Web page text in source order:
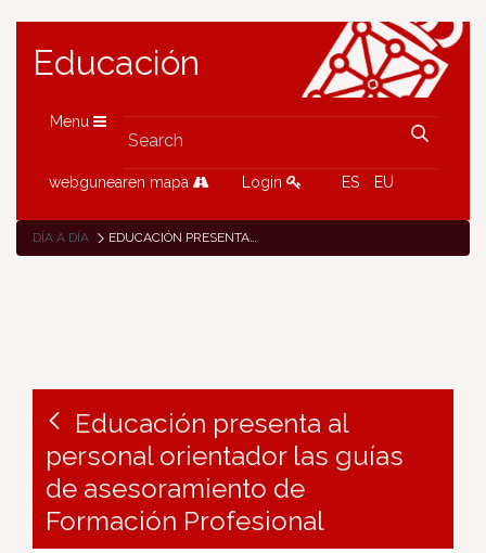
Educación
Menu
webgunearen mapa Login ES EU
DÍA A DÍA EDUCACIÓN PRESENTA AL PERSONAL ORIENTADOR LAS GUÍAS DE ASESORAMIENTO DE FORMACIÓN PROFESIONAL
Educación presenta al
personal orientador las guías
de asesoramiento de
Formación Profesional